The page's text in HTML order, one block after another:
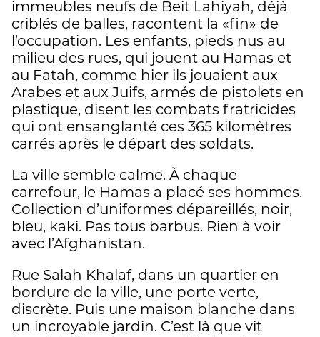
immeubles neufs de Beit Lahiyah, déjà
criblés de balles, racontent la «fin» de
l’occupation. Les enfants, pieds nus au
milieu des rues, qui jouent au Hamas et
au Fatah, comme hier ils jouaient aux
Arabes et aux Juifs, armés de pistolets en
plastique, disent les combats fratricides
qui ont ensanglanté ces 365 kilomètres
carrés après le départ des soldats.
La ville semble calme. À chaque
carrefour, le Hamas a placé ses hommes.
Collection d’uniformes dépareillés, noir,
bleu, kaki. Pas tous barbus. Rien à voir
avec l’Afghanistan.
Rue Salah Khalaf, dans un quartier en
bordure de la ville, une porte verte,
discrète. Puis une maison blanche dans
un incroyable jardin. C’est là que vit